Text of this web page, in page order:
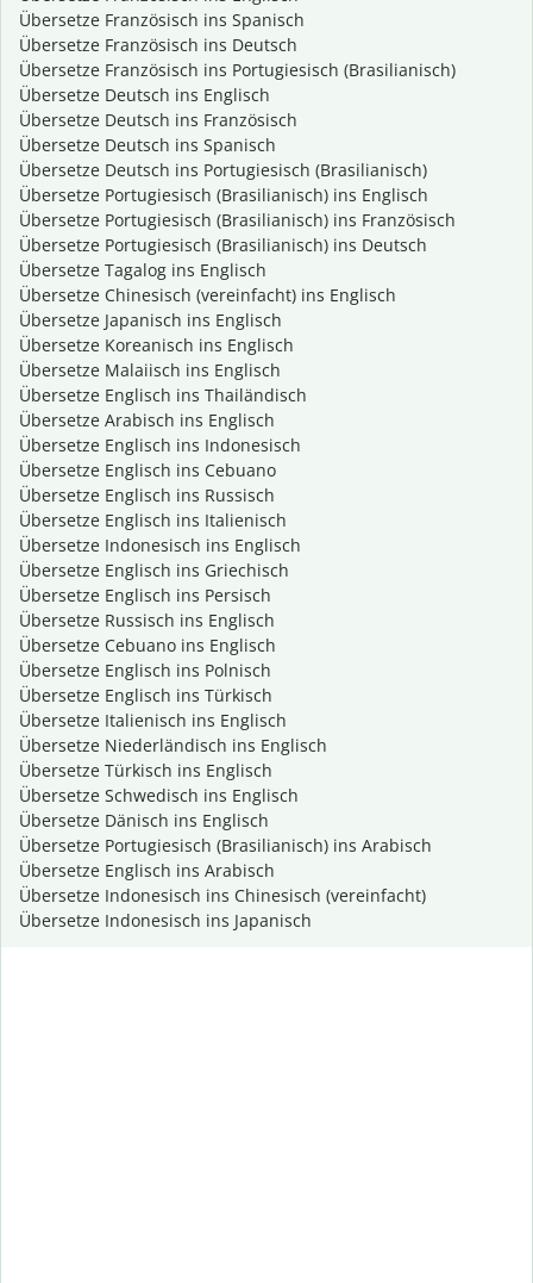
Übersetze Französisch ins Spanisch
Übersetze Französisch ins Deutsch
Übersetze Französisch ins Portugiesisch (Brasilianisch)
Übersetze Deutsch ins Englisch
Übersetze Deutsch ins Französisch
Übersetze Deutsch ins Spanisch
Übersetze Deutsch ins Portugiesisch (Brasilianisch)
Übersetze Portugiesisch (Brasilianisch) ins Englisch
Übersetze Portugiesisch (Brasilianisch) ins Französisch
Übersetze Portugiesisch (Brasilianisch) ins Deutsch
Übersetze Tagalog ins Englisch
Übersetze Chinesisch (vereinfacht) ins Englisch
Übersetze Japanisch ins Englisch
Übersetze Koreanisch ins Englisch
Übersetze Malaiisch ins Englisch
Übersetze Englisch ins Thailändisch
Übersetze Arabisch ins Englisch
Übersetze Englisch ins Indonesisch
Übersetze Englisch ins Cebuano
Übersetze Englisch ins Russisch
Übersetze Englisch ins Italienisch
Übersetze Indonesisch ins Englisch
Übersetze Englisch ins Griechisch
Übersetze Englisch ins Persisch
Übersetze Russisch ins Englisch
Übersetze Cebuano ins Englisch
Übersetze Englisch ins Polnisch
Übersetze Englisch ins Türkisch
Übersetze Italienisch ins Englisch
Übersetze Niederländisch ins Englisch
Übersetze Türkisch ins Englisch
Übersetze Schwedisch ins Englisch
Übersetze Dänisch ins Englisch
Übersetze Portugiesisch (Brasilianisch) ins Arabisch
Übersetze Englisch ins Arabisch
Übersetze Indonesisch ins Chinesisch (vereinfacht)
Übersetze Indonesisch ins Japanisch